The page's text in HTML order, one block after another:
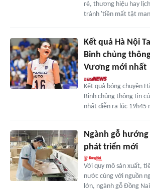
rẻ, thương hiệu hay
tránh 'tiền mất tật
Kết quả Hà Nội
Binh chủng
Vương mới nhất
Kết quả bóng chuyền
Binh chủng thông tin
nhất diễn ra lúc 19h45
Ngành gỗ
phát triển mới
Với quy mô sản xuất,
nước cùng với nguồn
lớn, ngành gỗ Đồng